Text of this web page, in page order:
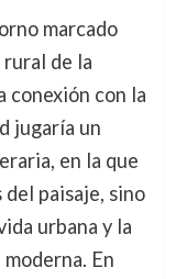
marcado
de la
conexión con la
jugaría un
en la que
paisaje, sino
urbana y la
En